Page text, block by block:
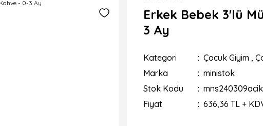
Erkek Bebek 3'lü
3 Ay
Kategori Çocuk Giyim ,
Marka
ministok
Stok Kodu
Fiyat
636,36 TL +